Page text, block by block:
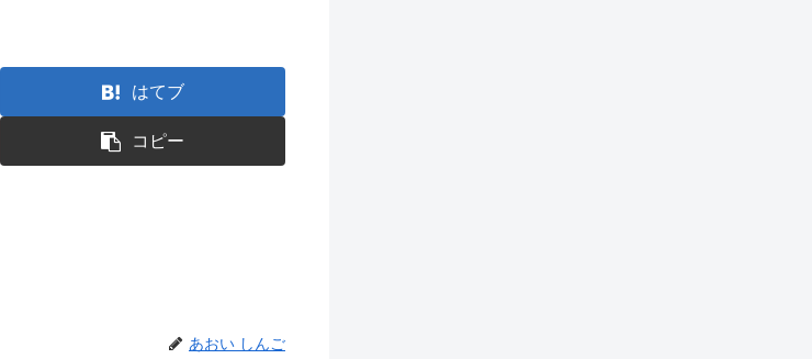
はてブ
コピー
あおい しんご